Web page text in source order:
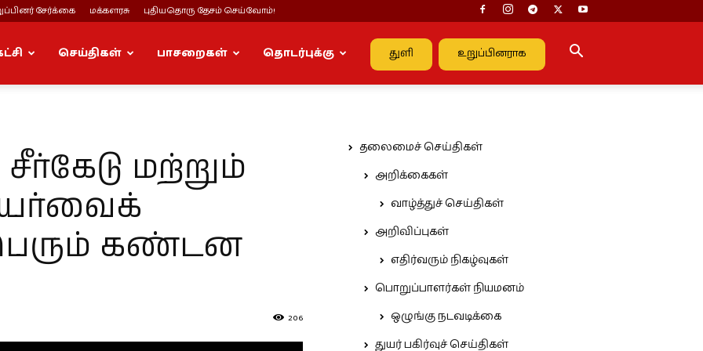
சேர்க்கை மக்களரசு புதியதொரு தேசம் செய்வோம்!
துளி உறுப்பினராக
செய்திகள் பாசறைகள் தொடர்புக்கு
மற்றும்
கண்டன
206
தலைமைச் செய்திகள்
அறிக்கைகள்
வாழ்த்துச் செய்திகள்
அறிவிப்புகள்
எதிர்வரும் நிகழ்வுகள்
பொறுப்பாளர்கள் நியமனம்
ஒழுங்கு நடவடிக்கை
துயர் பகிர்வுச் செய்திகள்